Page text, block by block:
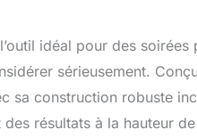
idéal pour des
sérieusement.
sa construction robuste
résultats à la hauteur